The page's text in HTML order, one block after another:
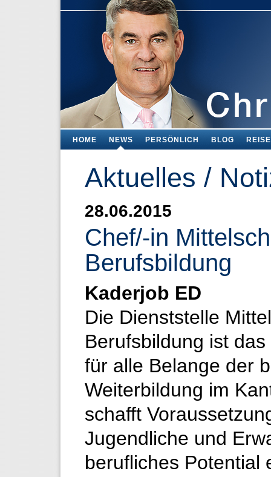
HOME NEWS PERSÖNLICH BLOG
Aktuelles /
28.06.2015
Chef/-in
Berufsbildung
Kaderjob ED
Die Dienststelle
Berufsbildung ist
für alle Belange der
Weiterbildung im
schafft
Jugendliche und
berufliches Potential